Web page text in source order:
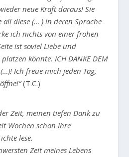
neue Kraft daraus! Sie
diese (… ) in deren Sprache
ich nichts von einer frohen
ist soviel Liebe und
könnte. ICH DANKE DEM
(…)! Ich freue mich jeden Tag,
(T.C.)
Zeit, meinen tiefen Dank zu
Wochen schon Ihre
lese.
Zeit meines Lebens